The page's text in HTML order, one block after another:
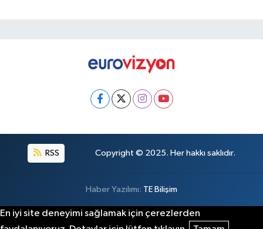
RSS Copyright © 2025. Her hakkı saklıdır.
Haber Yazılımı: TE Bilişim
En iyi site deneyimi sağlamak için çerezlerden